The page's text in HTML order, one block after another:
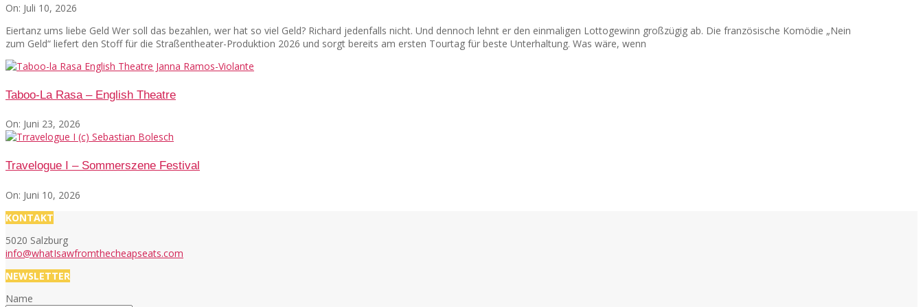
On: Juli 10, 2026
Eiertanz ums liebe Geld Wer soll das bezahlen, wer hat so viel Geld? Richard jedenfalls nicht. Und dennoch lehnt er den einmaligen Lottogewinn großzügig ab. Die französische Komödie „Nein
zum Geld“ liefert den Stoff für die Straßentheater-Produktion 2026 und sorgt bereits am ersten Tourtag für beste Unterhaltung. Was wäre, wenn
Taboo-La Rasa – English Theatre
On: Juni 23, 2026
Travelogue I – Sommerszene Festival
On: Juni 10, 2026
KONTAKT
5020 Salzburg
info@whatIsawfromthecheapseats.com
NEWSLETTER
Name